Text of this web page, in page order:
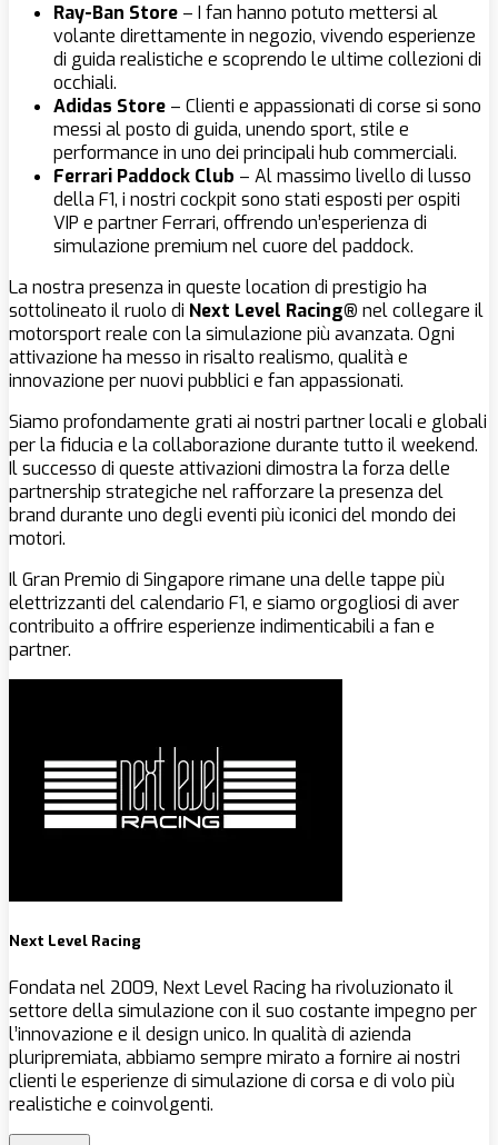
Ray-Ban Store – I fan hanno potuto mettersi al
volante direttamente in negozio, vivendo esperienze
di guida realistiche e scoprendo le ultime collezioni di
occhiali.
Adidas Store – Clienti e appassionati di corse si sono
messi al posto di guida, unendo sport, stile e
performance in uno dei principali hub commerciali.
Ferrari Paddock Club – Al massimo livello di lusso
della F1, i nostri cockpit sono stati esposti per ospiti
VIP e partner Ferrari, offrendo un’esperienza di
simulazione premium nel cuore del paddock.
La nostra presenza in queste location di prestigio ha
sottolineato il ruolo di Next Level Racing® nel collegare il
motorsport reale con la simulazione più avanzata. Ogni
attivazione ha messo in risalto realismo, qualità e
innovazione per nuovi pubblici e fan appassionati.
Siamo profondamente grati ai nostri partner locali e globali
per la fiducia e la collaborazione durante tutto il weekend.
Il successo di queste attivazioni dimostra la forza delle
partnership strategiche nel rafforzare la presenza del
brand durante uno degli eventi più iconici del mondo dei
motori.
Il Gran Premio di Singapore rimane una delle tappe più
elettrizzanti del calendario F1, e siamo orgogliosi di aver
contribuito a offrire esperienze indimenticabili a fan e
partner.
Next Level Racing
Fondata nel 2009, Next Level Racing ha rivoluzionato il
settore della simulazione con il suo costante impegno per
l’innovazione e il design unico. In qualità di azienda
pluripremiata, abbiamo sempre mirato a fornire ai nostri
clienti le esperienze di simulazione di corsa e di volo più
realistiche e coinvolgenti.